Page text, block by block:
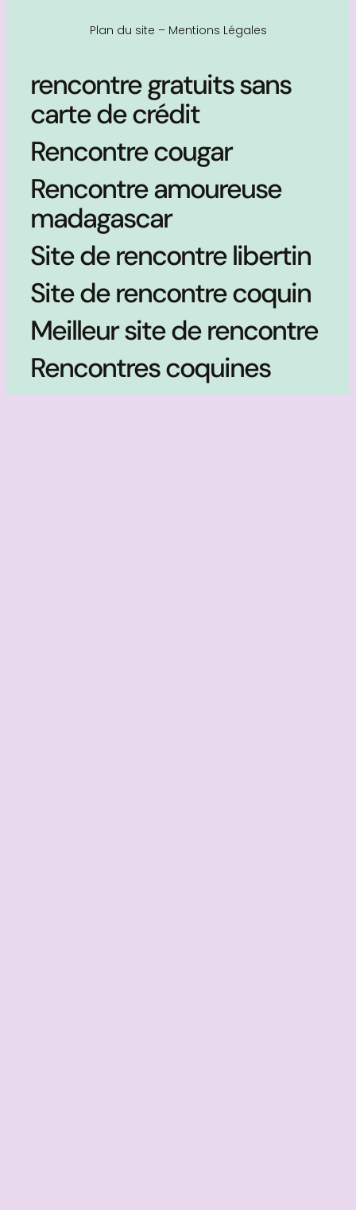
Plan du site – Mentions Légales
rencontre gratuits sans
carte de crédit
Rencontre cougar
Rencontre amoureuse
madagascar
Site de rencontre libertin
Site de rencontre coquin
Meilleur site de rencontre
Rencontres coquines